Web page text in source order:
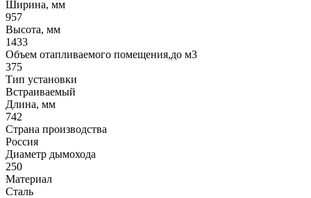
Ширина, мм
957
Высота, мм
1433
Объем отапливаемого помещения,до м3
375
Тип установки
Встраиваемый
Длина, мм
742
Страна производства
Россия
Диаметр дымохода
250
Материал
Сталь